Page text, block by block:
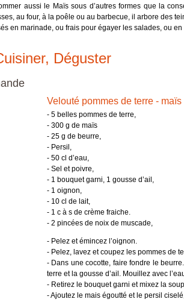
aussi le Maïs sous d’autres formes que la
au four, à la poêle ou au barbecue, il arbore des
en marinade, ou frais pour égayer les salades, ou
Déguster
Velouté pommes de terre - maïs
- 5 belles pommes de terre,
- 300 g de maïs
- 25 g de beurre,
- Persil,
- 50 cl d’eau,
- Sel et poivre,
- 1 bouquet garni, 1 gousse d’ail,
- 1 oignon,
- 10 cl de lait,
- 1 c à s de crème fraiche.
- 2 pincées de noix de muscade,
- Pelez et émincez l’oignon.
- Pelez, lavez et coupez les pommes de
- Dans une cocotte, faire fondre le
terre et la gousse d’ail. Mouillez avec
- Retirez le bouquet garni et mixez la
- Ajoutez le mais égoutté et le persil